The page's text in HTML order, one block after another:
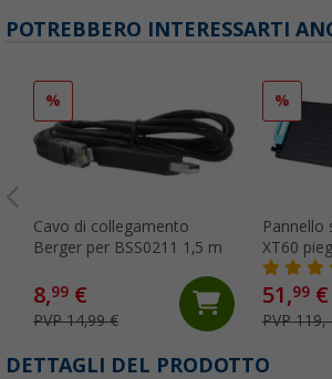
POTREBBERO INTERESSARTI
%
Cavo di collegamento
Berger per BSS0211 1,5 m
8,99 €
PVP 14,99 €
%
Pannello
XT60
51,99€
PVP
DETTAGLI DEL PRODOTTO